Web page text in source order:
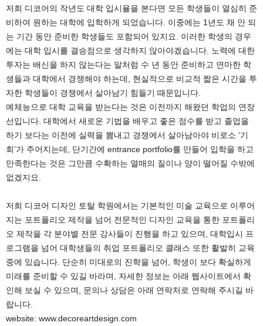
저희 디코어의 작년도 대학 입시율을 본다면 모든 학생들이 열심히 준
비하여 원하는 대학에 입학하게 되었습니다. 이중에는 1년도 채 안 되
는 기간 동안 준비한 학생들도 포함되어 있지요. 이러한 학생의 경우
에는 대학 입시를 결승점으로 생각하지 않아야겠습니다. 노력에 대한
투자는 배신을 하지 않는다는 말처럼 수 년 동안 준비하고 연마한 학
생들과 대학에서 경쟁해야 하는데, 현실적으로 비교적 짧은 시간을 투
자한 학생들이 경쟁에서 살아남기 힘들기 때문입니다.
예체능으로 대학 교육을 받는다는 것은 이전까지 해왔던 학업의 연장
선입니다. 대학에서 새로운 기법을 배우고 좋은 점수를 받고 졸업을
하기 보다는 이전에 실력을 뽐내고 경쟁에서 살아남아야 비로소 ‘기
회’가 주어지는데, 단기간에 entrance portfolio를 만들어 입학을 하고
만족한다는 것은 그만큼 수확하는 열매의 질이나 양이 떨어질 수밖에
없겠지요.
저희 디코어 디자인 토탈 학원에서는 기본적인 미술 교육으로 이루어
지는 포트폴리오 제작을 넘어 전문적인 디자인 교육을 통한 포트폴리
오 제작을 각 분야별 전문 강사들이 진행을 하고 있으며, 대학입시 프
로그램을 넘어 대학생들의 취업 포트폴리오 클래스 또한 활발히 교육
중에 있습니다. 단순히 미대로의 진학을 넘어, 학생이 보다 확실하게
미래를 준비할 수 있길 바라며, 자세한 정보는 아래 웹사이트에서 확
인해 보실 수 있으며, 문의나 상담은 아래 연락처로 연락해 주시길 바
랍니다.
website: www.decoreartdesign.com